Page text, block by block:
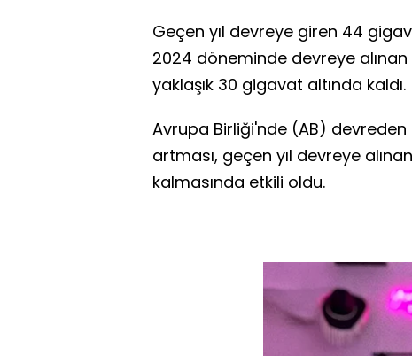
Geçen yıl devreye giren 44
2024 döneminde devreye
yaklaşık 30 gigavat altında kaldı.
Avrupa Birliği'nde (AB)
artması, geçen yıl devreye
kalmasında etkili oldu.